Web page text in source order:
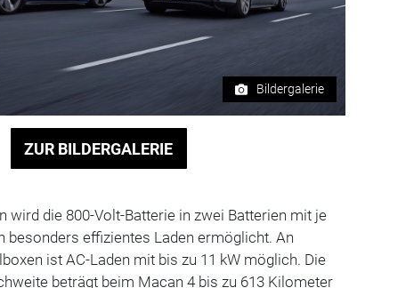
Bildergalerie
ZUR BILDERGALERIE
wird die 800-Volt-Batterie in zwei Batterien mit je
besonders effizientes Laden ermöglicht. An
ist AC-Laden mit bis zu 11 kW möglich. Die
beträgt beim Macan 4 bis zu 613 Kilometer